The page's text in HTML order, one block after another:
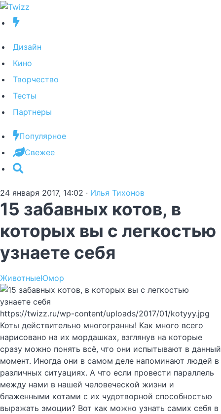
Дизайн
Кино
Творчество
Тесты
Партнеры
Популярное
Свежее
24 января 2017, 14:02 · Илья Тихонов
15 забавных котов, в
которых вы с легкостью
узнаете себя
ЖивотныеЮмор
https://twizz.ru/wp-content/uploads/2017/01/kotyyy.jpg
Коты действительно многогранны! Как много всего
нарисовано на их мордашках, взглянув на которые
сразу можно понять всё, что они испытывают в данный
момент. Иногда они в самом деле напоминают людей в
различных ситуациях. А что если провести параллель
между нами в нашей человеческой жизни и
блаженными котами с их чудотворной способностью
выражать эмоции? Вот как можно узнать самих себя в